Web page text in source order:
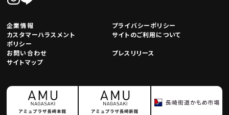
企業情報
プライバシーポリシー
カスタマーハラスメント
ポリシー
サイトのご利用について
お問い合わせ
プレスリリース
サイトマップ